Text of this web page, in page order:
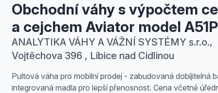
Obchodní váhy s výpočtem
a cejchem Aviator model
ANALYTIKA VÁHY A VÁŽNÍ SYSTÉMY s.r.o.,
Vojtěchova 396 , Libice nad Cidlinou
Pultová váha pro mobilní prodej - zabudovaná dobíjitelná
integrovaná madla pro lepší přenosnost. Cena včetně